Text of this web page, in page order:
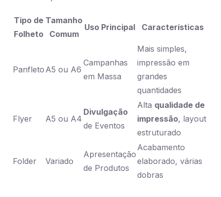
Tipo de
Folheto
Tamanho
Comum
Uso Principal Características
Panfleto A5 ou A6
Campanhas
em Massa
Mais simples,
impressão em
grandes
quantidades
Flyer A5 ou A4
Divulgação
de Eventos
Alta qualidade de
impressão, layout
estruturado
Folder Variado
Apresentação
de Produtos
Acabamento
elaborado, várias
dobras